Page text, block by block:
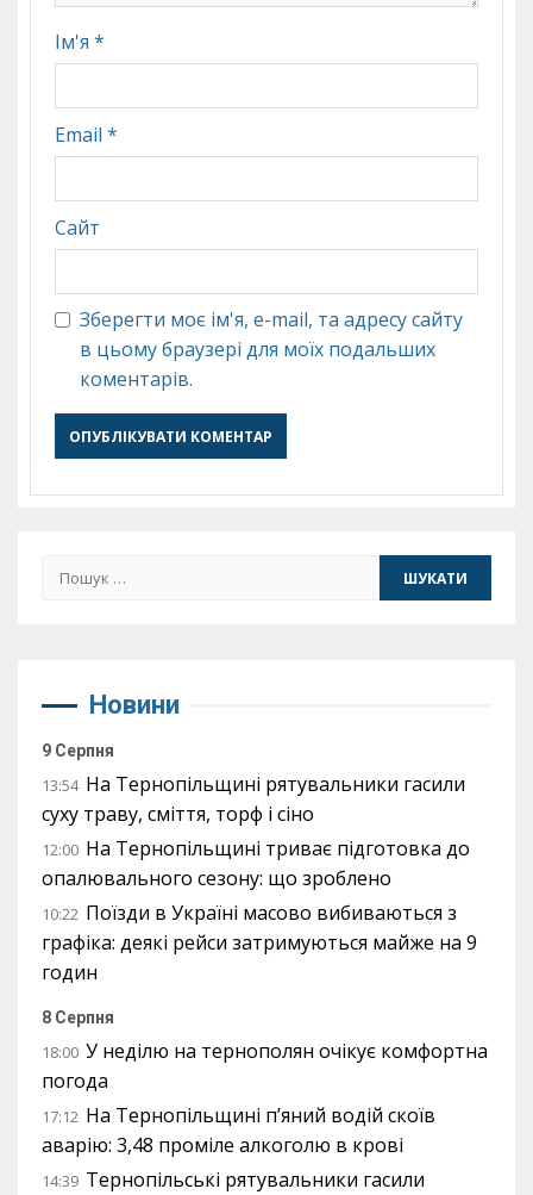
Ім'я *
Email *
Сайт
Зберегти моє ім'я, e-mail, та адресу сайту
в цьому браузері для моїх подальших
коментарів.
Пошук:
Новини
9 Серпня
13:54 На Тернопільщині рятувальники гасили
суху траву, сміття, торф і сіно
12:00 На Тернопільщині триває підготовка до
опалювального сезону: що зроблено
10:22 Поїзди в Україні масово вибиваються з
графіка: деякі рейси затримуються майже на 9
годин
8 Серпня
18:00 У неділю на тернополян очікує комфортна
погода
17:12 На Тернопільщині п’яний водій скоїв
аварію: 3,48 проміле алкоголю в крові
14:39 Тернопільські рятувальники гасили